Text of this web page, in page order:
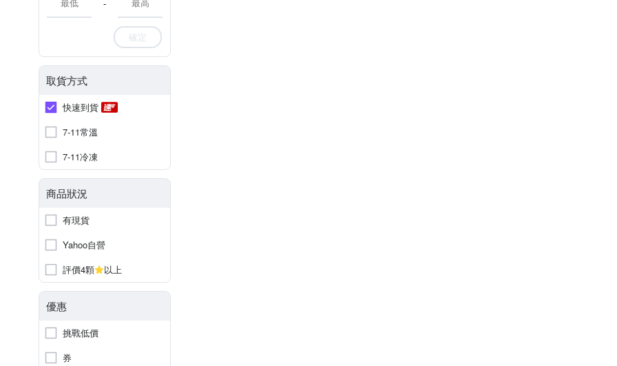
-
確定
取貨方式
快速到貨
7-11常溫
7-11冷凍
商品狀況
有現貨
Yahoo自營
評價4顆
以上
優惠
挑戰低價
券